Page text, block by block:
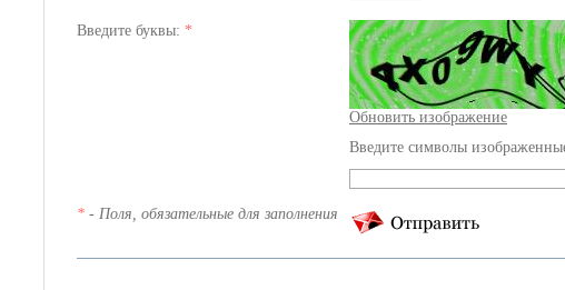
Введите буквы: *
Обновить изображение
Введите символы
* - Поля, обязательные для заполнения